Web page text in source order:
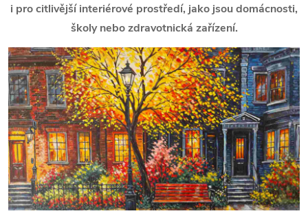
i pro citlivější interiérové prostředí, jako jsou domácnosti,
školy nebo zdravotnická zařízení.